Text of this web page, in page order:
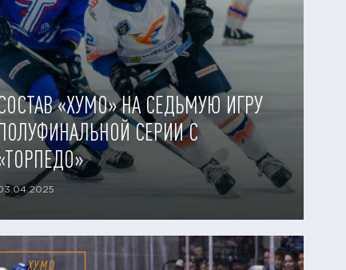
«ХУМО» НА СЕДЬМУЮ ИГРУ
СЕРИИ С
ХУМО